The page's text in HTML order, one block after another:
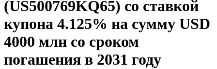
(US500769KQ65) со ставкой
купона 4.125% на сумму USD
4000 млн со сроком
погашения в 2031 году